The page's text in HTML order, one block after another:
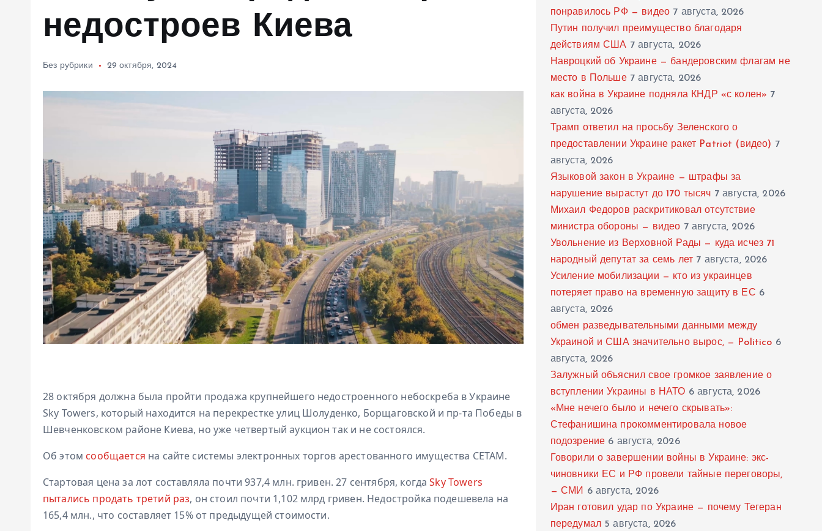
недостроев Киева
Без рубрики 29 октября, 2024
28 октября должна была пройти продажа крупнейшего недостроенного небоскреба в Украине
Sky Towers, который находится на перекрестке улиц Шолуденко, Борщаговской и пр-та Победы в
Шевченковском районе Киева, но уже четвертый аукцион так и не состоялся.
Об этом сообщается на сайте системы электронных торгов арестованного имущества СЕТАМ.
Стартовая цена за лот составляла почти 937,4 млн. гривен. 27 сентября, когдаSky Towers
пытались продать третий раз, он стоил почти 1,102 млрд гривен. Недостройка подешевела на
165,4 млн., что составляет 15% от предыдущей стоимости.
понравилось РФ — видео 7 августа, 2026
Путин получил преимущество благодаря
действиям США 7 августа, 2026
Навроцкий об Украине — бандеровским флагам не
место в Польше 7 августа, 2026
как война в Украине подняла КНДР «с колен» 7
августа, 2026
Трамп ответил на просьбу Зеленского о
предоставлении Украине ракет Patriot (видео) 7
августа, 2026
Языковой закон в Украине — штрафы за
нарушение вырастут до 170 тысяч 7 августа, 2026
Михаил Федоров раскритиковал отсутствие
министра обороны — видео 7 августа, 2026
Увольнение из Верховной Рады — куда исчез 71
народный депутат за семь лет 7 августа, 2026
Усиление мобилизации — кто из украинцев
потеряет право на временную защиту в ЕС 6
августа, 2026
обмен разведывательными данными между
Украиной и США значительно вырос, — Politico 6
августа, 2026
Залужный объяснил свое громкое заявление о
вступлении Украины в НАТО 6 августа, 2026
«Мне нечего было и нечего скрывать»:
Стефанишина прокомментировала новое
подозрение 6 августа, 2026
Говорили о завершении войны в Украине: экс-
чиновники ЕС и РФ провели тайные переговоры,
— СМИ 6 августа, 2026
Иран готовил удар по Украине — почему Тегеран
передумал 5 августа, 2026